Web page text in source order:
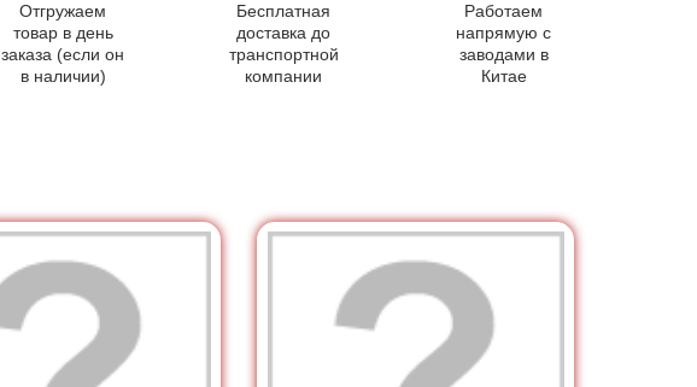
Отгружаем
товар в день
заказа (если он
в наличии)
Бесплатная
доставка до
транспортной
компании
Работаем
напрямую с
заводами в
Китае